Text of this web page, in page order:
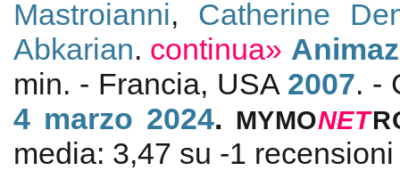
Mastroianni, Catherine
Abkarian. continua»
min. - Francia, USA 2007. -
4 marzo 2024. MYMONET
media: 3,47 su -1